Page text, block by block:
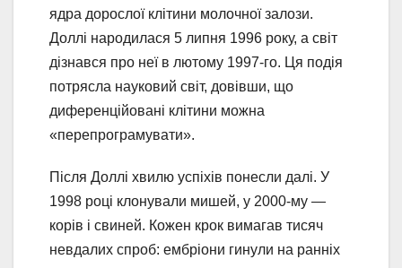
ядра дорослої клітини молочної залози.
Доллі народилася 5 липня 1996 року, а світ
дізнався про неї в лютому 1997-го. Ця подія
потрясла науковий світ, довівши, що
диференційовані клітини можна
«перепрограмувати».
Після Доллі хвилю успіхів понесли далі. У
1998 році клонували мишей, у 2000-му —
корів і свиней. Кожен крок вимагав тисяч
невдалих спроб: ембріони гинули на ранніх